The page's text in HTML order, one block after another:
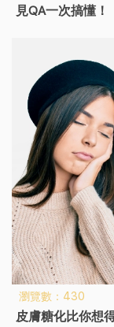
見QA一次搞懂！
瀏覽數：430
皮膚糖化比你想